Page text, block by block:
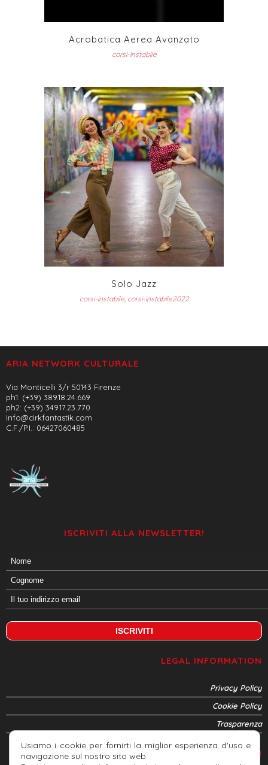
Acrobatica Aerea Avanzato
corsi-instabile
Solo Jazz
corsi-instabile, corsi-instabile2022
ARIA NETWORK CULTURALE
Via Monticelli 3/r 50143 Firenze
ph1: (+39) 389.18.24.669
ph2: (+39) 349.17.23.770
info@cirkfantastik.com
C.F./P.I.: 06427060485
ISCRIVITI ALLA NEWSLETTER!
LEGAL INFORMATION
Privacy Policy
Cookie Policy
Trasparenza
CONNETTITI
Usiamo i cookie per fornirti la miglior esperienza d'uso e
navigazione sul nostro sito web.